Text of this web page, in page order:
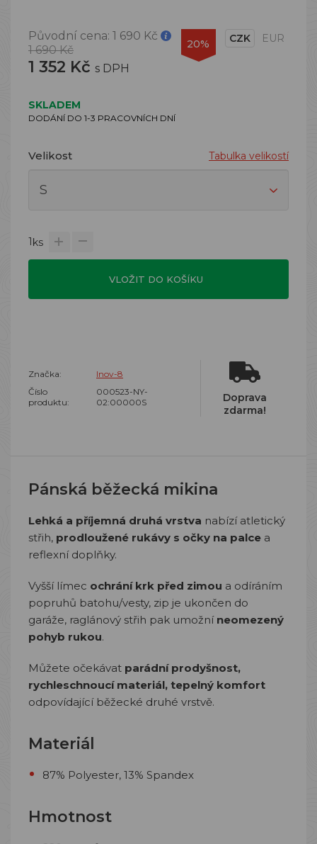
Původní cena: 1 690 Kč
1 690 Kč
1 352 Kč s DPH
20% CZK EUR
SKLADEM
DODÁNÍ DO 1-3 PRACOVNÍCH DNÍ
Velikost Tabulka velikostí
1ks
VLOŽIT DO KOŠÍKU
Značka:
Inov-8
Číslo
produktu:
000523-NY-
02:00000S
Doprava
zdarma!
Pánská běžecká mikina
Lehká a příjemná druhá vrstva nabízí atletický
střih, prodloužené rukávy s očky na palce a
reflexní doplňky.
Vyšší límec ochrání krk před zimou a odíráním
popruhů batohu/vesty, zip je ukončen do
garáže, raglánový střih pak umožní neomezený
pohyb rukou.
Můžete očekávat parádní prodyšnost,
rychleschnoucí materiál, tepelný komfort
odpovídající běžecké druhé vrstvě.
Materiál
87% Polyester, 13% Spandex
Hmotnost